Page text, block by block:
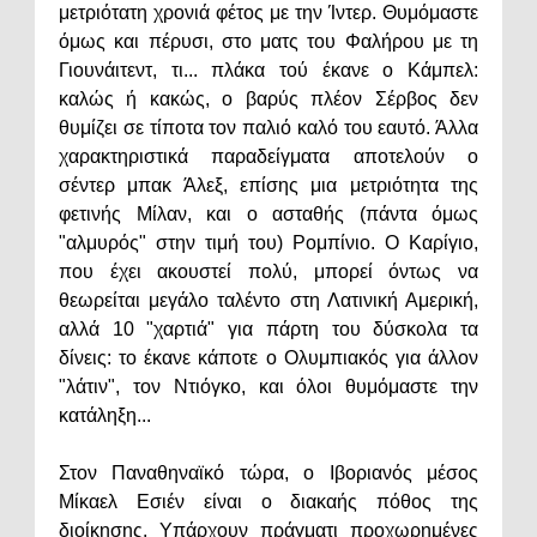
μετριότατη χρονιά φέτος με την Ίντερ. Θυμόμαστε
όμως και πέρυσι, στο ματς του Φαλήρου με τη
Γιουνάιτεντ, τι... πλάκα τού έκανε ο Κάμπελ:
καλώς ή κακώς, ο βαρύς πλέον Σέρβος δεν
θυμίζει σε τίποτα τον παλιό καλό του εαυτό. Άλλα
χαρακτηριστικά παραδείγματα αποτελούν ο
σέντερ μπακ Άλεξ, επίσης μια μετριότητα της
φετινής Μίλαν, και ο ασταθής (πάντα όμως
"αλμυρός" στην τιμή του) Ρομπίνιο. Ο Καρίγιο,
που έχει ακουστεί πολύ, μπορεί όντως να
θεωρείται μεγάλο ταλέντο στη Λατινική Αμερική,
αλλά 10 "χαρτιά" για πάρτη του δύσκολα τα
δίνεις: το έκανε κάποτε ο Ολυμπιακός για άλλον
"λάτιν", τον Ντιόγκο, και όλοι θυμόμαστε την
κατάληξη...
Στον Παναθηναϊκό τώρα, ο Ιβοριανός μέσος
Μίκαελ Εσιέν είναι ο διακαής πόθος της
διοίκησης. Υπάρχουν πράγματι προχωρημένες